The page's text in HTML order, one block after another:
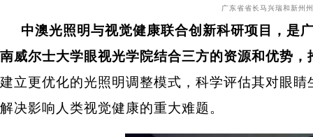
广东省省长马兴瑞和新州
中澳光照明与视觉健康联合创新科研项目，是
南威尔士大学眼视光学院结合三方的资源和优势
建立更优化的光照明调整模式，科学评估其对眼
解决影响人类视觉健康的重大难题。